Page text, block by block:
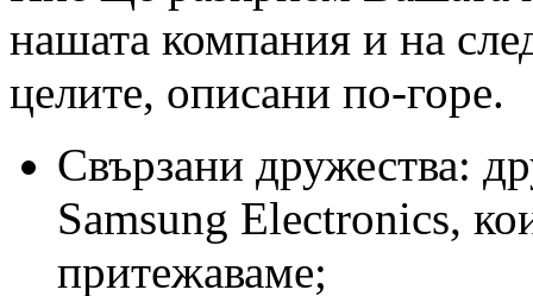
нашата компания и на
целите, описани по-горе.
Свързани дружества:
Samsung Electronics,
притежаваме;